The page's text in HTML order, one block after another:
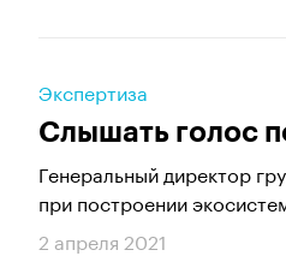
Экспертиза
Слышать голос
Генеральный директор
при построении
2 апреля 2021